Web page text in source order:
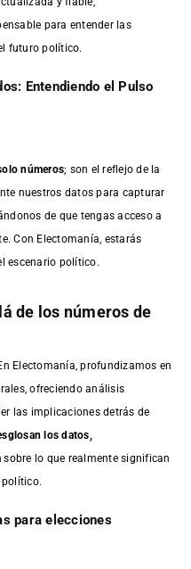
para entender las
futuro político.
Entendiendo el Pulso
números; son el reflejo de la
nuestros datos para capturar
de que tengas acceso a
Con Electomanía, estarás
escenario político.
de los números de
Electomanía, profundizamos en
ofreciendo análisis
las implicaciones detrás de
los datos,
sobre lo que realmente significan
político.
para elecciones